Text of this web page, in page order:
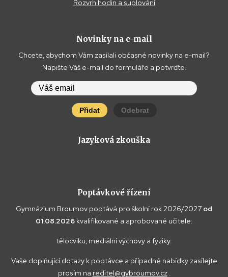
Rozvrh hodin a suplování
Novinky na e-mail
Chcete, abychom Vám zasílali občasné novinky na e-mail?
Napište Váš e-mail do formuláře a potvrďte.
Přidat Odebrat
Jazyková zkouška
Poptávkové řízení
Gymnázium Broumov poptává pro školní rok 2026/2027 od
01.08.2026 kvalifikované a aprobované učitele:
tělocviku, mediální výchovy a fyziky.
Vaše doplňující dotazy k poptávce a případné nabídky zasílejte
prosím na reditel@gybroumov.cz.